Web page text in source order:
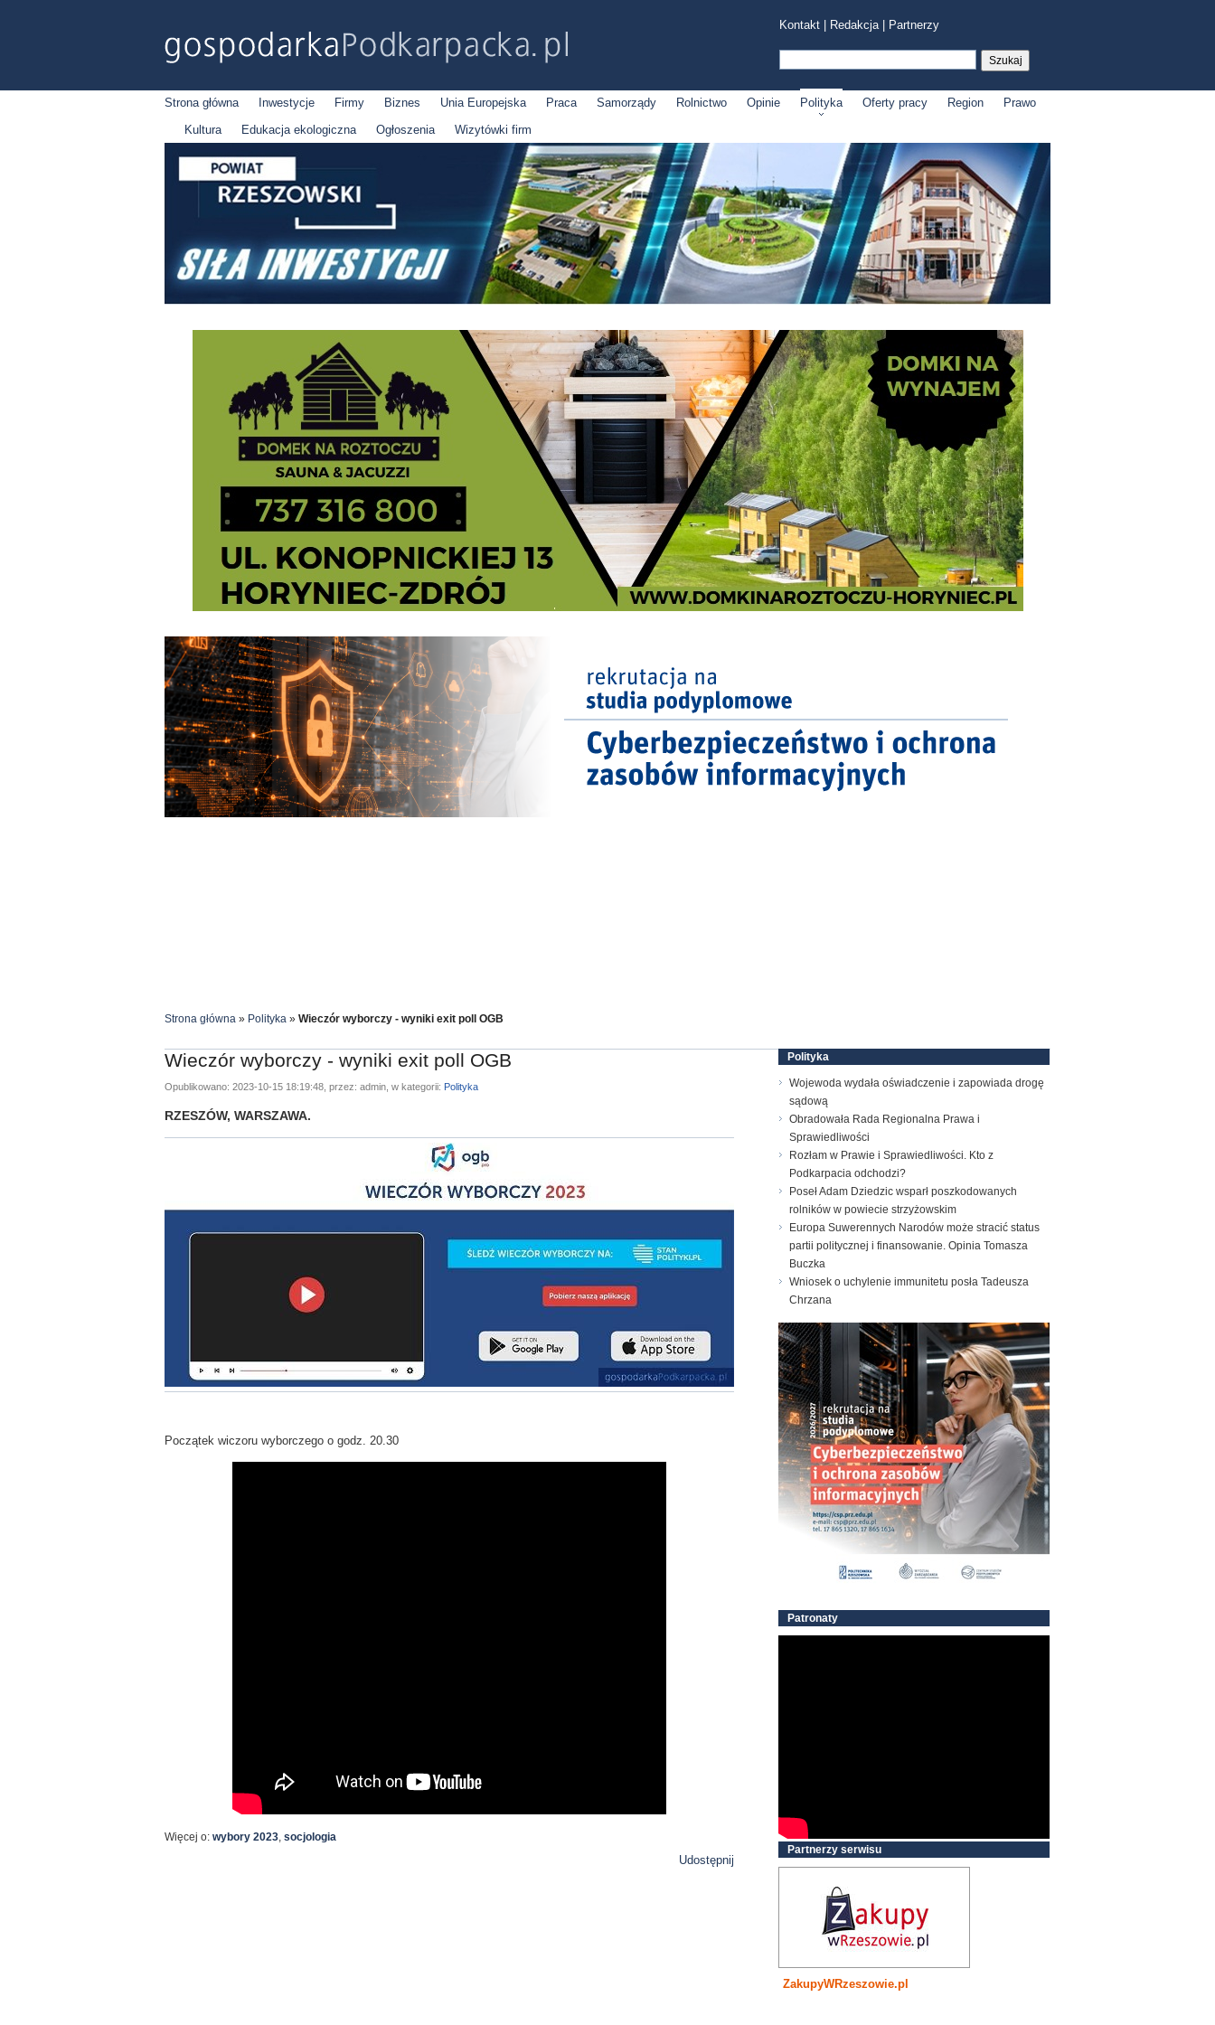
Kontakt Redakcja| Partnerzy
Strona główna Inwestycje Firmy Biznes Unia Europejska Praca Samorządy Rolnictwo Opinie Polityka Oferty pracy Region
Prawo
Kultura
Edukacja ekologiczna Ogłoszenia Wizytówki firm
Strona główna » Polityka » Wieczór wyborczy - wyniki exit poll OGB
Wieczór wyborczy - wyniki exit poll OGB
Opublikowano: 2023-10-15 18:19:48, przez: admin, w kategorii: Polityka
RZESZÓW, WARSZAWA.
Początek wiczoru wyborczego o godz. 20.30
Więcej o: wybory 2023, socjologia
Udostępnij
Polityka
Wojewoda wydała oświadczenie i zapowiada drogę
sądową
Obradowała Rada Regionalna Prawa i
Sprawiedliwości
Rozłam w Prawie i Sprawiedliwości. Kto z
Podkarpacia odchodzi?
Poseł Adam Dziedzic wsparł poszkodowanych
rolników w powiecie strzyżowskim
Europa Suwerennych Narodów może stracić status
partii politycznej i finansowanie. Opinia Tomasza
Buczka
Wniosek o uchylenie immunitetu posła Tadeusza
Chrzana
Patronaty
Partnerzy serwisu
ZakupyWRzeszowie.pl